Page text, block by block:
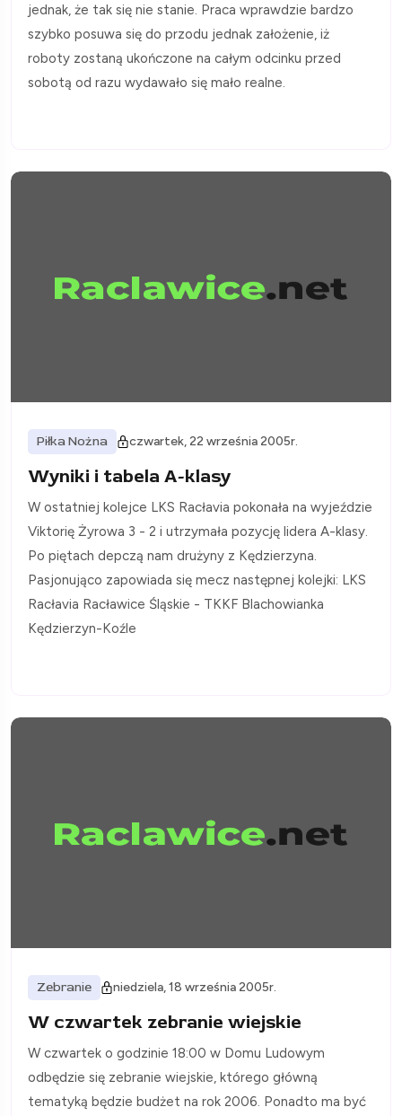
jednak, że tak się nie stanie. Praca wprawdzie bardzo
szybko posuwa się do przodu jednak założenie, iż
roboty zostaną ukończone na całym odcinku przed
sobotą od razu wydawało się mało realne.
Piłka Nożna czwartek, 22 września 2005r.
Wyniki i tabela A-klasy
W ostatniej kolejce LKS Racłavia pokonała na wyjeździe
Viktorię Żyrowa 3 - 2 i utrzymała pozycję lidera A-klasy.
Po piętach depczą nam drużyny z Kędzierzyna.
Pasjonująco zapowiada się mecz następnej kolejki: LKS
Racłavia Racławice Śląskie - TKKF Blachowianka
Kędzierzyn-Koźle
Zebranie niedziela, 18 września 2005r.
W czwartek zebranie wiejskie
W czwartek o godzinie 18:00 w Domu Ludowym
odbędzie się zebranie wiejskie, którego główną
tematyką będzie budżet na rok 2006. Ponadto ma być